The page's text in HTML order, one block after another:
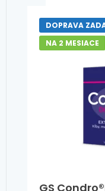
GS
DOPRAVA
NA 2 MESIACE